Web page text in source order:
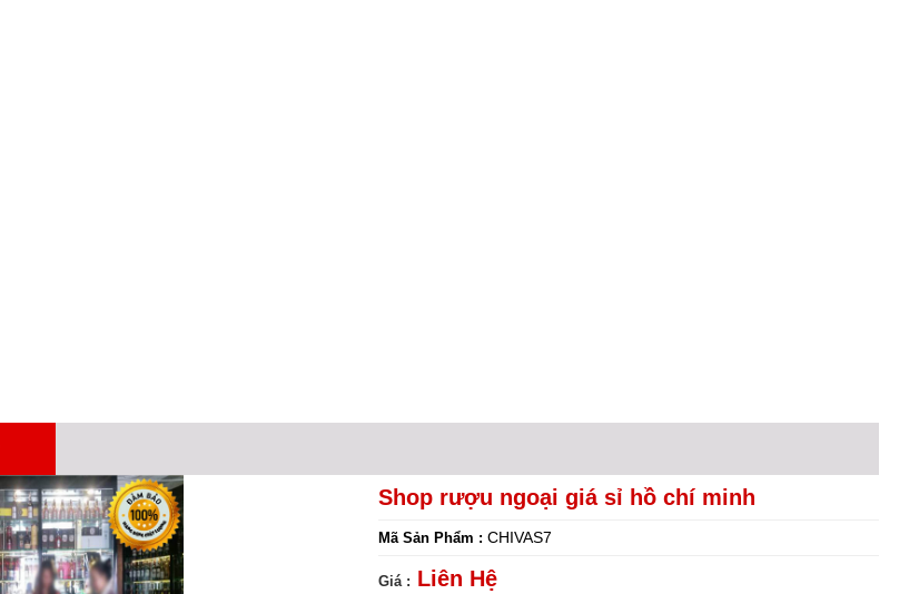
Shop rượu ngoại giá sỉ hồ chí minh
Mã Sản Phẩm : CHIVAS7
Giá : Liên Hệ